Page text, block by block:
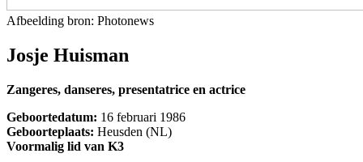
Afbeelding bron: Photonews
Josje Huisman
Zangeres, danseres, presentatrice en actrice
Geboortedatum: 16 februari 1986
Geboorteplaats: Heusden (NL)
Voormalig lid van K3